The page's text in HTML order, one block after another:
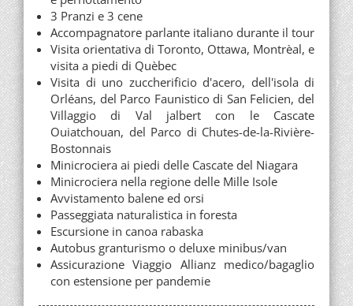
3 Pranzi e 3 cene
Accompagnatore parlante italiano durante il tour
Visita orientativa di Toronto, Ottawa, Montrèal, e
visita a piedi di Quèbec
Visita di uno zuccherificio d'acero, dell'isola di
Orléans, del Parco Faunistico di San Felicien, del
Villaggio di Val jalbert con le Cascate
Ouiatchouan, del Parco di Chutes-de-la-Rivière-
Bostonnais
Minicrociera ai piedi delle Cascate del Niagara
Minicrociera nella regione delle Mille Isole
Avvistamento balene ed orsi
Passeggiata naturalistica in foresta
Escursione in canoa rabaska
Autobus granturismo o deluxe minibus/van
Assicurazione Viaggio Allianz medico/bagaglio
con estensione per pandemie